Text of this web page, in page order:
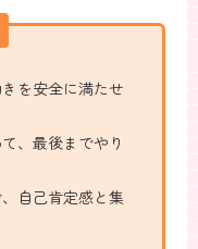
を安全に満たせ
、最後までやり
自己肯定感と集